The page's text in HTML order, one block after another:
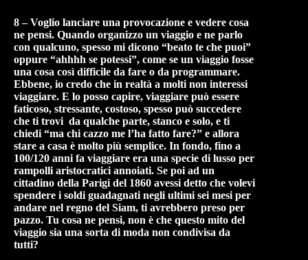
8 – Voglio lanciare una provocazione e vedere cosa
ne pensi. Quando organizzo un viaggio e ne parlo
con qualcuno, spesso mi dicono “beato te che puoi”
oppure “ahhhh se potessi”, come se un viaggio fosse
una cosa così difficile da fare o da programmare.
Ebbene, io credo che in realtà a molti non interessi
viaggiare. E lo posso capire, viaggiare può essere
faticoso, stressante, costoso, spesso può succedere
che ti trovi da qualche parte, stanco e solo, e ti
chiedi “ma chi cazzo me l’ha fatto fare?” e allora
stare a casa è molto più semplice. In fondo, fino a
100/120 anni fa viaggiare era una specie di lusso per
rampolli aristocratici annoiati. Se poi ad un
cittadino della Parigi del 1860 avessi detto che volevi
spendere i soldi guadagnati negli ultimi sei mesi per
andare nel regno del Siam, ti avrebbero preso per
pazzo. Tu cosa ne pensi, non è che questo mito del
viaggio sia una sorta di moda non condivisa da
tutti?